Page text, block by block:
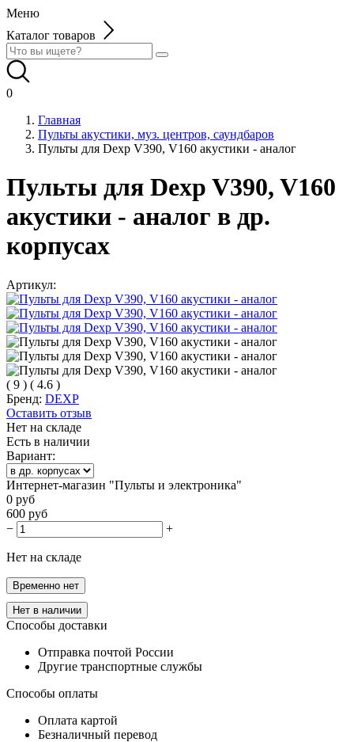
Меню
Каталог товаров
0
Главная
Пульты акустики, муз. центров, саундбаров
Пульты для Dexp V390, V160 акустики - аналог
Пульты для Dexp V390, V160
акустики - аналог в др.
корпусах
Артикул:
( 9 ) ( 4.6 )
Бренд: DEXP
Оставить отзыв
Нет на складе
Есть в наличии
Вариант:
Интернет-магазин "Пульты и электроника"
0 руб
600 руб
−
+
Нет на складе
Временно нет
Нет в наличии
Способы доставки
Отправка почтой России
Другие транспортные службы
Способы оплаты
Оплата картой
Безналичный перевод